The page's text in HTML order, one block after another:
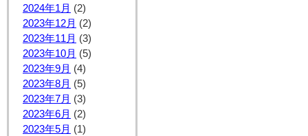
2024年1月 (2)
2023年12月 (2)
2023年11月 (3)
2023年10月 (5)
2023年9月 (4)
2023年8月 (5)
2023年7月 (3)
2023年6月 (2)
2023年5月 (1)